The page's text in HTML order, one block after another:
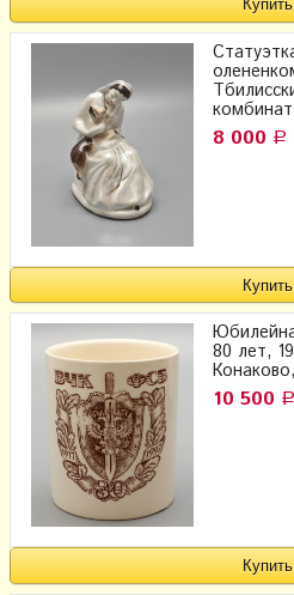
8 000 Р
80 лет,
10 500 Р